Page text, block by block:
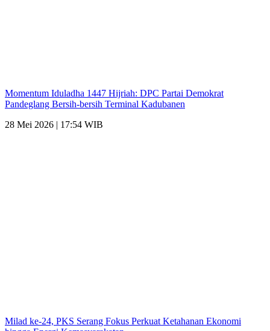
Momentum Iduladha 1447 Hijriah: DPC Partai Demokrat
Pandeglang Bersih-bersih Terminal Kadubanen
28 Mei 2026 | 17:54 WIB
Milad ke-24, PKS Serang Fokus Perkuat Ketahanan Ekonomi